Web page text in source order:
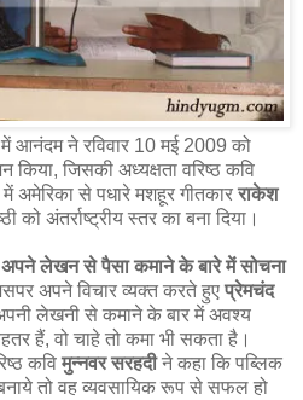
में आनंदम ने रविवार 10 मई 2009 को
किया, जिसकी अध्यक्षता वरिष्ठ कवि
अमेरिका से पधारे मशहूर गीतकारराकेश
को अंतर्राष्ट्रीय स्तर का बना दिया।
लेखन से पैसा कमाने के बारे में सोचना
अपने विचार व्यक्त करते हुएप्रेमचंद
लेखनी से कमाने के बार में अवश्य
हैं, वो चाहे तो कमा भी सकता है।
कविमुन्नवर सरहदीने कहा कि पब्लिक
तो वह व्यवसायिक रूप से सफल हो